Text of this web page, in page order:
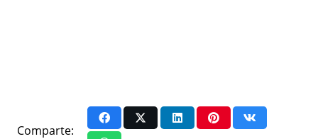
Comparte: